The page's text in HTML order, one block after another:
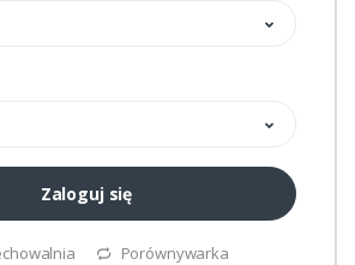
Zaloguj się
Porównywarka